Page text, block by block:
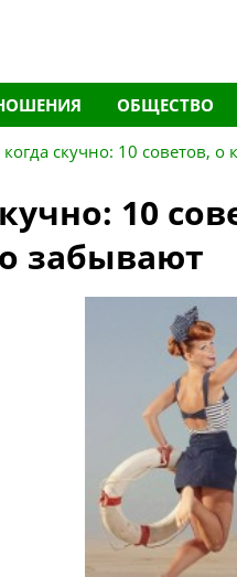
ОБЩЕСТВО
когда скучно: 10 советов,
10
забывают